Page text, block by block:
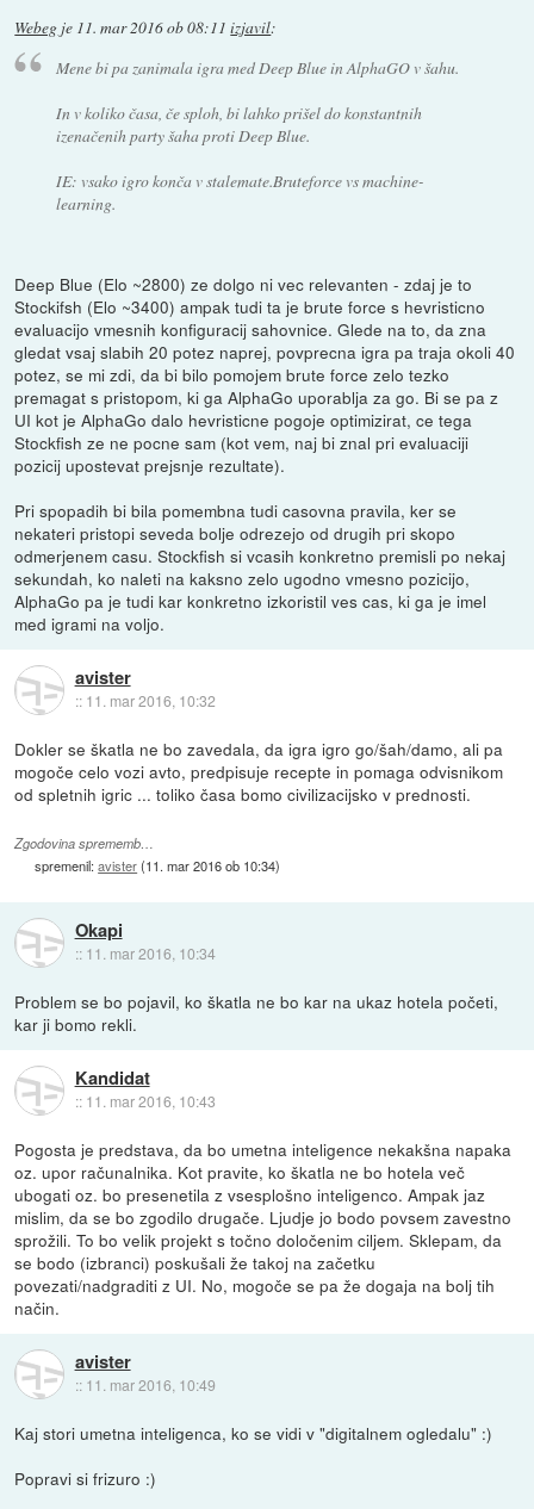
Webeg je 11. mar 2016 ob 08:11 izjavil:
Mene bi pa zanimala igra med Deep Blue in AlphaGO v šahu.
In v koliko časa, če sploh, bi lahko prišel do konstantnih
izenačenih party šaha proti Deep Blue.
IE: vsako igro konča v stalemate.Bruteforce vs machine-
learning.
Deep Blue (Elo ~2800) ze dolgo ni vec relevanten - zdaj je to
Stockifsh (Elo ~3400) ampak tudi ta je brute force s hevristicno
evaluacijo vmesnih konfiguracij sahovnice. Glede na to, da zna
gledat vsaj slabih 20 potez naprej, povprecna igra pa traja okoli 40
potez, se mi zdi, da bi bilo pomojem brute force zelo tezko
premagat s pristopom, ki ga AlphaGo uporablja za go. Bi se pa z
UI kot je AlphaGo dalo hevristicne pogoje optimizirat, ce tega
Stockfish ze ne pocne sam (kot vem, naj bi znal pri evaluaciji
pozicij upostevat prejsnje rezultate).
Pri spopadih bi bila pomembna tudi casovna pravila, ker se
nekateri pristopi seveda bolje odrezejo od drugih pri skopo
odmerjenem casu. Stockfish si vcasih konkretno premisli po nekaj
sekundah, ko naleti na kaksno zelo ugodno vmesno pozicijo,
AlphaGo pa je tudi kar konkretno izkoristil ves cas, ki ga je imel
med igrami na voljo.
avister
:: 11. mar 2016, 10:32
Dokler se škatla ne bo zavedala, da igra igro go/šah/damo, ali pa
mogoče celo vozi avto, predpisuje recepte in pomaga odvisnikom
od spletnih igric ... toliko časa bomo civilizacijsko v prednosti.
Zgodovina sprememb…
spremenil:avister(11. mar 2016 ob 10:34)
Okapi
:: 11. mar 2016, 10:34
Problem se bo pojavil, ko škatla ne bo kar na ukaz hotela početi,
kar ji bomo rekli.
Kandidat
:: 11. mar 2016, 10:43
Pogosta je predstava, da bo umetna inteligence nekakšna napaka
oz. upor računalnika. Kot pravite, ko škatla ne bo hotela več
ubogati oz. bo presenetila z vsesplošno inteligenco. Ampak jaz
mislim, da se bo zgodilo drugače. Ljudje jo bodo povsem zavestno
sprožili. To bo velik projekt s točno določenim ciljem. Sklepam, da
se bodo (izbranci) poskušali že takoj na začetku
povezati/nadgraditi z UI. No, mogoče se pa že dogaja na bolj tih
način.
avister
:: 11. mar 2016, 10:49
Kaj stori umetna inteligenca, ko se vidi v "digitalnem ogledalu" :)
Popravi si frizuro :)